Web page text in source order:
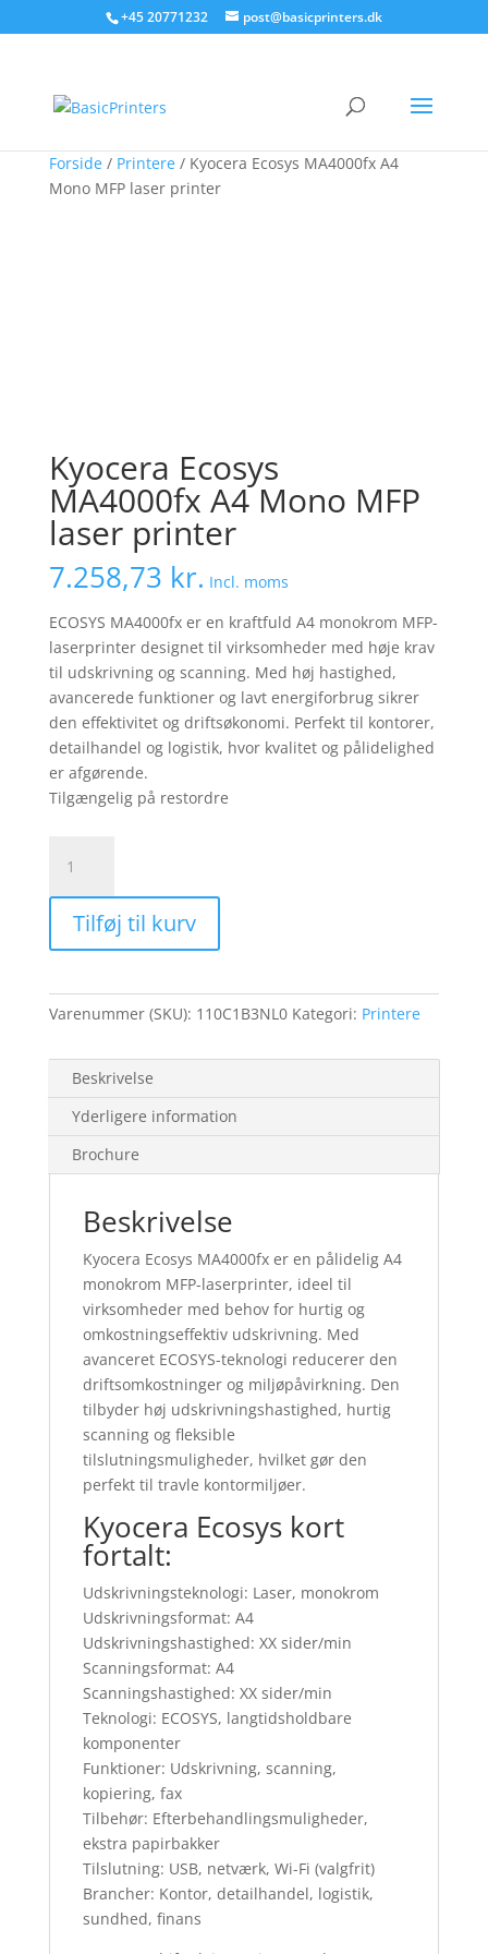
+45 20771232 post@basicprinters.dk
Forside/ Printere/ Kyocera Ecosys MA4000fx A4
Mono MFP laser printer
Kyocera Ecosys
MA4000fx A4 Mono MFP
laser printer
7.258,73 kr. Incl. moms
ECOSYS MA4000fx er en kraftfuld A4 monokrom MFP-
laserprinter designet til virksomheder med høje krav
til udskrivning og scanning. Med høj hastighed,
avancerede funktioner og lavt energiforbrug sikrer
den effektivitet og driftsøkonomi. Perfekt til kontorer,
detailhandel og logistik, hvor kvalitet og pålidelighed
er afgørende.
Tilgængelig på restordre
Ecosys
MA4000fx
Mono
laser
printer
Tilføj til kurv
Varenummer (SKU): 110C1B3NL0 Kategori: Printere
Beskrivelse
Yderligere information
Brochure
Beskrivelse
Kyocera Ecosys MA4000fx er en pålidelig A4
monokrom MFP-laserprinter, ideel til
virksomheder med behov for hurtig og
omkostningseffektiv udskrivning. Med
avanceret ECOSYS-teknologi reducerer den
driftsomkostninger og miljøpåvirkning. Den
tilbyder høj udskrivningshastighed, hurtig
scanning og fleksible
tilslutningsmuligheder, hvilket gør den
perfekt til travle kontormiljøer.
Kyocera Ecosys kort
fortalt:
Udskrivningsteknologi: Laser, monokrom
Udskrivningsformat: A4
Udskrivningshastighed: XX sider/min
Scanningsformat: A4
Scanningshastighed: XX sider/min
Teknologi: ECOSYS, langtidsholdbare
komponenter
Funktioner: Udskrivning, scanning,
kopiering, fax
Tilbehør: Efterbehandlingsmuligheder,
ekstra papirbakker
Tilslutning: USB, netværk, Wi-Fi (valgfrit)
Brancher: Kontor, detailhandel, logistik,
sundhed, finans